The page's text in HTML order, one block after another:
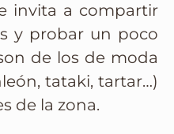
invita a compartir
y probar un poco
de los de moda
tataki, tartar…)
de la zona.